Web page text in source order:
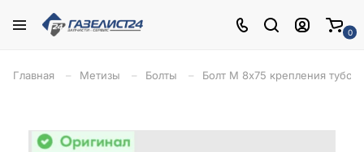
0
Главная Метизы Болты Болт М 8х75 крепления